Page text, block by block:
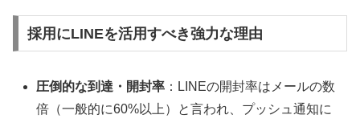
採用にLINEを活用すべき強力な理由
圧倒的な到達・開封率 ：LINEの開封率はメールの数
倍（一般的に60%以上）と言われ、プッシュ通知に